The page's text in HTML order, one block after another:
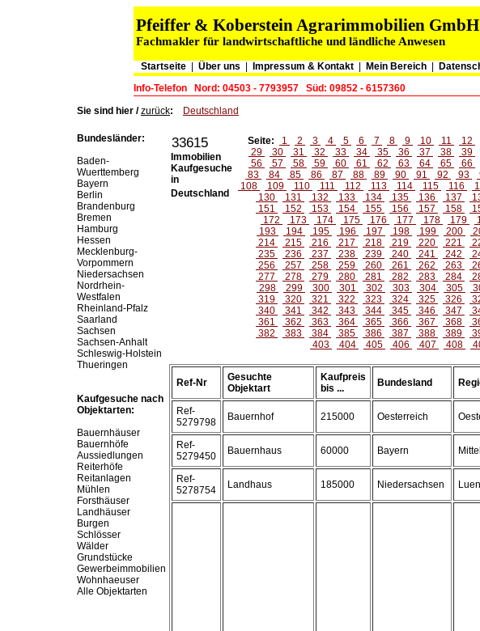
Pfeiffer & Koberstein Agrarimmobilien GmbH
Fachmakler für landwirtschaftliche und ländliche Anwesen
Startseite| Über uns Impressum & Kontakt| Mein Bereich
Info-Telefon
Nord: 04503 - 7793957 Süd: 09852 - 6157360
Sie sind hier /zurück: Deutschland
Bundesländer:
Baden-
Wuerttemberg
Bayern
Berlin
Brandenburg
Bremen
Hamburg
Hessen
Mecklenburg-
Vorpommern
Niedersachsen
Nordrhein-
Westfalen
Rheinland-Pfalz
Saarland
Sachsen
Sachsen-Anhalt
Schleswig-Holstein
Thueringen
Kaufgesuche nach
Objektarten:
Bauernhäuser
Bauernhöfe
Aussiedlungen
Reiterhöfe
Reitanlagen
Mühlen
Forsthäuser
Landhäuser
Burgen
Schlösser
Wälder
Grundstücke
Gewerbeimmobilien
Wohnhaeuser
Alle Objektarten
33615
Immobilien
Kaufgesuche
in
Deutschland
Seite: 1 2 3 4 5 6 7 8 9 10 11 12
29
30 31 32 33 34 35 36 37 38 39
56
57 58 59 60 61 62 63 64 65 66
83
84 85 86 87 88 89 90 91 92 93
108
109 110 111 112 113 114 115 116
130
131 132 133 134 135 136 137
151
152 153 154 155 156 157 158
172
173 174 175 176 177 178 179
193
194 195 196 197 198 199 200
214
215 216 217 218 219 220 221
235
236 237 238 239 240 241 242
256
257 258 259 260 261 262 263
277
278 279 280 281 282 283 284
298
299 300 301 302 303 304 305
319
320 321 322 323 324 325 326
340
341 342 343 344 345 346 347
361
362 363 364 365 366 367 368
382
383 384 385 386 387 388 389
403
404 405 406 407 408
Ref-Nr
Gesuchte
Objektart
Kaufpreis
bis ...
Bundesland
Ref-
5279798
Bauernhof 215000 Oesterreich
Ref-
5279450
Bauernhaus 60000 Bayern
Ref-
5278754
Landhaus 185000 Niedersachsen